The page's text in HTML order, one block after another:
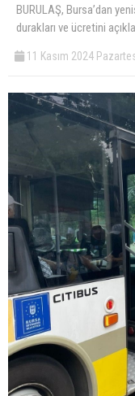
BURULAŞ, Bursa’dan
durakları ve ücretini
11 Kasım 2024